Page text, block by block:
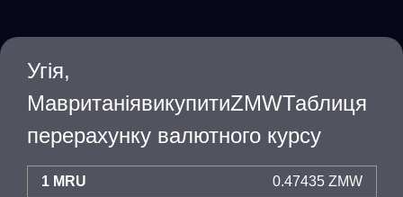
Угія,
МавританіявикупитиZMWТаблиця
перерахунку валютного курсу
1 MRU 0.47435 ZMW